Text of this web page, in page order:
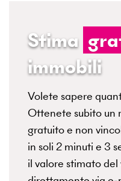
Stima
immobili
Volete sapere
Ottenete subito un
gratuito e non
in soli 2 minuti e 3
il valore stimato